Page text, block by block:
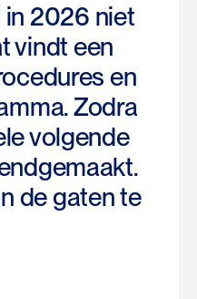
in 2026 niet
vindt een
en
Zodra
volgende
de gaten te